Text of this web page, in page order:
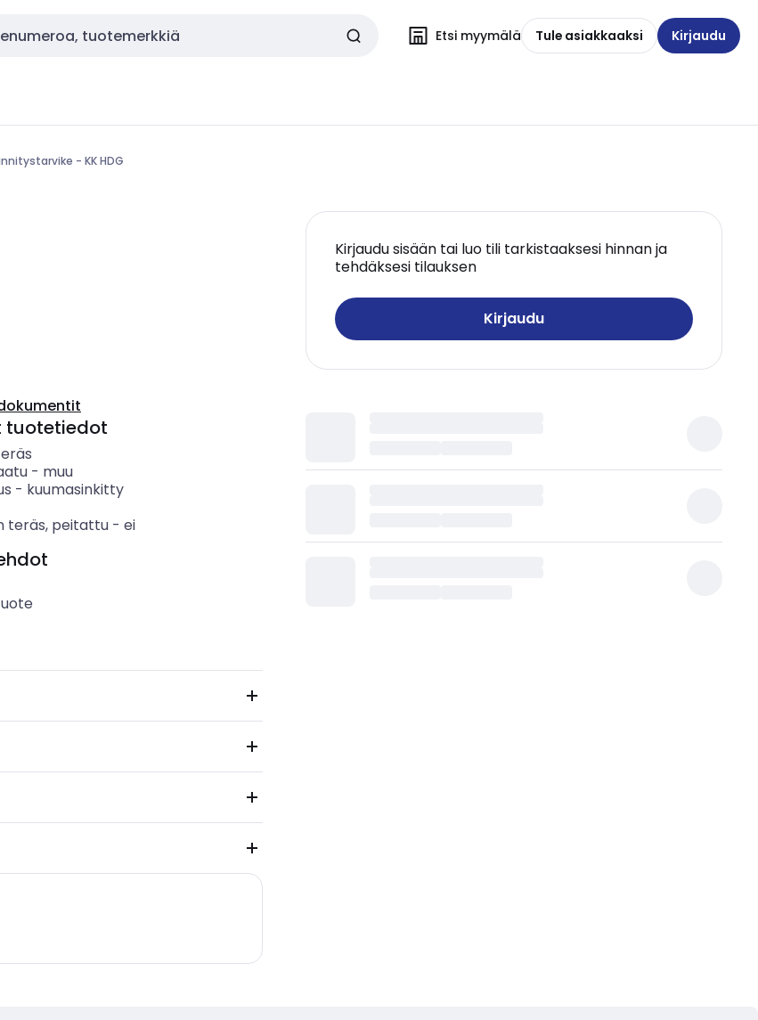
Etsi myymälä Tule asiakkaaksi Kirjaudu
- KK HDG
Kirjaudu sisään tai luo tili tarkistaaksesi hinnan ja
tehdäksesi tilauksen
Kirjaudu
tuotetiedot
- muu
- kuumasinkitty
teräs, peitattu- ei